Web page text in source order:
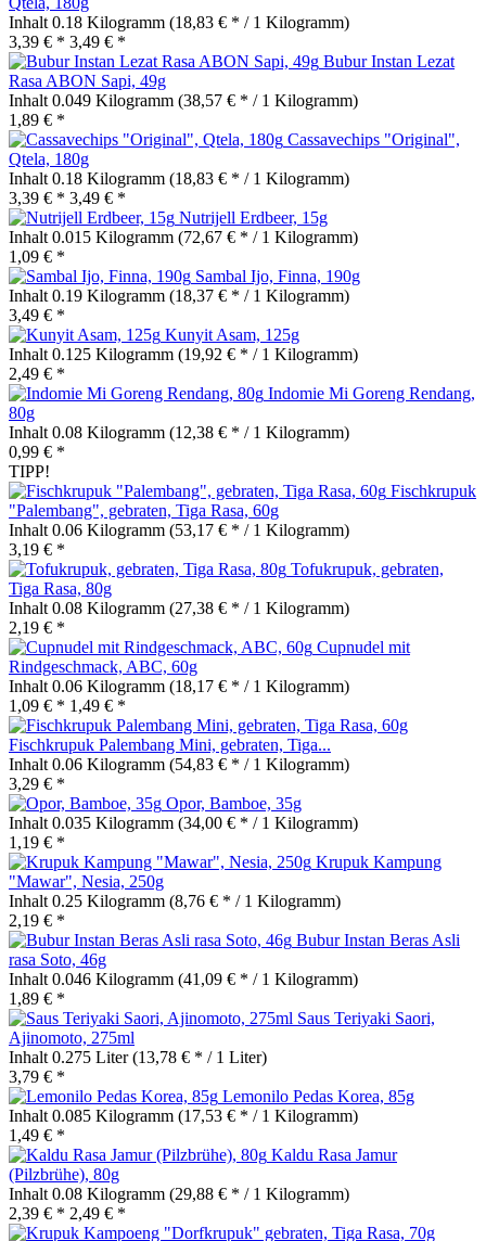
Inhalt 0.18 Kilogramm (18,83 € * / 1 Kilogramm)
3,39 € * 3,49 € *
Bubur Instan Lezat
Rasa ABON Sapi, 49g
Inhalt 0.049 Kilogramm (38,57 € * / 1 Kilogramm)
1,89 € *
Cassavechips "Original",
Qtela, 180g
Inhalt 0.18 Kilogramm (18,83 € * / 1 Kilogramm)
3,39 € * 3,49 € *
Nutrijell Erdbeer, 15g
Inhalt 0.015 Kilogramm (72,67 € * / 1 Kilogramm)
1,09 € *
Sambal Ijo, Finna, 190g
Inhalt 0.19 Kilogramm (18,37 € * / 1 Kilogramm)
3,49 € *
Kunyit Asam, 125g
Inhalt 0.125 Kilogramm (19,92 € * / 1 Kilogramm)
2,49 € *
Indomie Mi Goreng Rendang,
80g
Inhalt 0.08 Kilogramm (12,38 € * / 1 Kilogramm)
0,99 € *
TIPP!
Fischkrupuk
"Palembang", gebraten, Tiga Rasa, 60g
Inhalt 0.06 Kilogramm (53,17 € * / 1 Kilogramm)
3,19 € *
Tofukrupuk, gebraten,
Tiga Rasa, 80g
Inhalt 0.08 Kilogramm (27,38 € * / 1 Kilogramm)
2,19 € *
Cupnudel mit
Rindgeschmack, ABC, 60g
Inhalt 0.06 Kilogramm (18,17 € * / 1 Kilogramm)
1,09 € * 1,49 € *
Fischkrupuk Palembang Mini, gebraten, Tiga...
Inhalt 0.06 Kilogramm (54,83 € * / 1 Kilogramm)
3,29 € *
Opor, Bamboe, 35g
Inhalt 0.035 Kilogramm (34,00 € * / 1 Kilogramm)
1,19 € *
Krupuk Kampung
"Mawar", Nesia, 250g
Inhalt 0.25 Kilogramm (8,76 € * / 1 Kilogramm)
2,19 € *
Bubur Instan Beras Asli
rasa Soto, 46g
Inhalt 0.046 Kilogramm (41,09 € * / 1 Kilogramm)
1,89 € *
Saus Teriyaki Saori,
Ajinomoto, 275ml
Inhalt 0.275 Liter(13,78 € * / 1 Liter)
3,79 € *
Lemonilo Pedas Korea, 85g
Inhalt 0.085 Kilogramm (17,53 € * / 1 Kilogramm)
1,49 € *
Kaldu Rasa Jamur
(Pilzbrühe), 80g
Inhalt 0.08 Kilogramm (29,88 € * / 1 Kilogramm)
2,39 € * 2,49 € *